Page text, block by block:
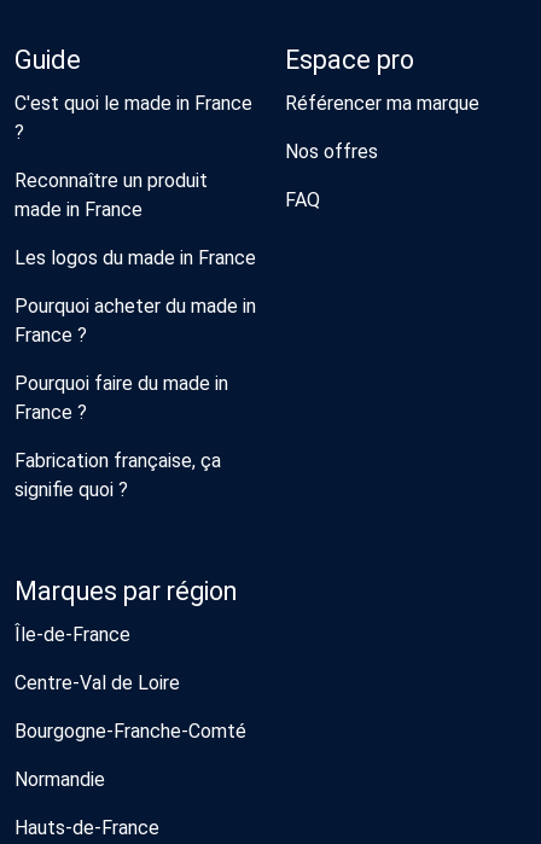
Guide
C'est quoi le made in France
?
Reconnaître un produit
made in France
Les logos du made in France
Pourquoi acheter du made in
France ?
Pourquoi faire du made in
France ?
Fabrication française, ça
signifie quoi ?
Espace pro
Référencer ma marque
Nos offres
FAQ
Marques par région
Île-de-France
Centre-Val de Loire
Bourgogne-Franche-Comté
Normandie
Hauts-de-France